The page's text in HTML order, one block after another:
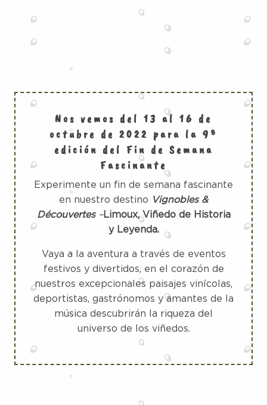
Nos vemos del 13 al 16 de
octubre de 2022 para la 9ª
edición del Fin de Semana
Fascinante
Experimente un fin de semana fascinante
en nuestro destino Vignobles &
Découvertes–Limoux, Viñedo de Historia
y Leyenda.
Vaya a la aventura a través de eventos
festivos y divertidos, en el corazón de
nuestros excepcionales paisajes vinícolas,
deportistas, gastrónomos y amantes de la
música descubrirán la riqueza del
universo de los viñedos.